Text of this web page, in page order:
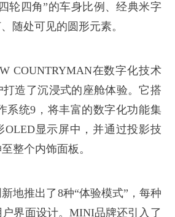
轮四角”的车身比例、经典米字
随处可见的圆形元素。
COUNTRYMAN在数字化技术
造了沉浸式的座舱体验。它搭
系统9，将丰富的数字化功能集
OLED显示屏中，并通过投影技
整个内饰面板。
地推出了8种“体验模式”，每种
界面设计。MINI品牌还引入了